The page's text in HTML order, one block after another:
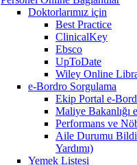
Doktorlarımız için
Best Practice
ClinicalKey
Ebsco
UpToDate
Wiley Online
e-Bordro Sorgulama
Ekip Portal e-
Maliye Bakanlığı
Performans ve
Aile Durumu
Yardımı)
Yemek Listesi